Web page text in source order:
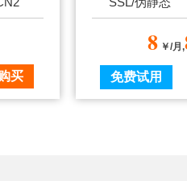
买
8 ￥/月,
免费试用